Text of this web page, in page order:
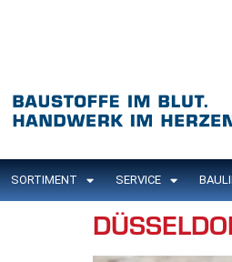
SORTIMENT SERVICE